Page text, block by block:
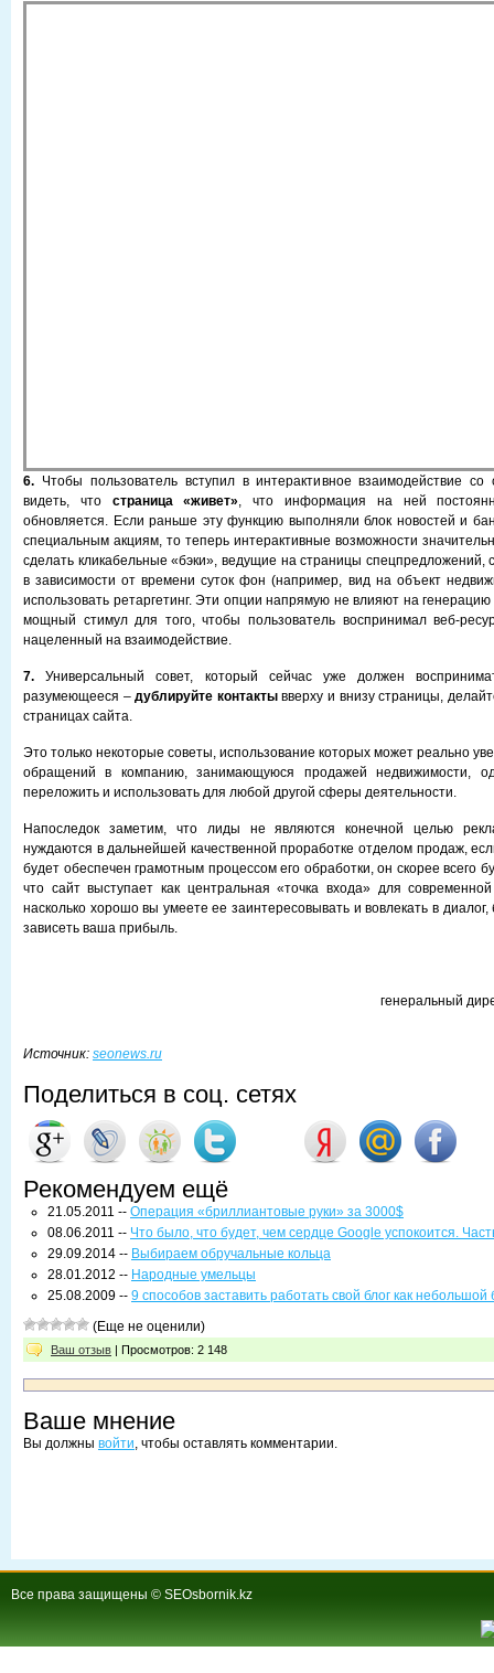
6. Чтобы пользователь вступил в интерактивное взаимодействие
видеть, что страница «живет», что информация на ней
обновляется. Если раньше эту функцию выполняли блок новостей и
специальным акциям, то теперь интерактивные возможности
сделать кликабельные «бэки», ведущие на страницы спецпредложений,
в зависимости от времени суток фон (например, вид на объект
использовать ретаргетинг. Эти опции напрямую не влияют на
мощный стимул для того, чтобы пользователь воспринимал веб-
нацеленный на взаимодействие.
7. Универсальный совет, который сейчас уже должен
разумеющееся –дублируйте контактывверху и внизу страницы,
страницах сайта.
Это только некоторые советы, использование которых может реально
обращений в компанию, занимающуюся продажей недвижимости,
переложить и использовать для любой другой сферы деятельности.
Напоследок заметим, что лиды не являются конечной целью
нуждаются в дальнейшей качественной проработке отделом продаж,
будет обеспечен грамотным процессом его обработки, он скорее всего
что сайт выступает как центральная «точка входа» для
насколько хорошо вы умеете ее заинтересовывать и вовлекать в диалог,
зависеть ваша прибыль.
генеральный
Источник: seonews.ru
Поделиться в соц. сетях
Рекомендуем ещё
21.05.2011 -- Операция «бриллиантовые руки» за 3000$
08.06.2011 -- Что было, что будет, чем сердце Google успокоится.
29.09.2014 -- Выбираем обручальные кольца
28.01.2012 -- Народные умельцы
25.08.2009 -- 9 способов заставить работать свой блог как небольшой
(Еще не оценили)
Ваш отзыв | Просмотров: 2 148
Ваше мнение
Вы должны войти, чтобы оставлять комментарии.
Все права защищены © SEOsbornik.kz